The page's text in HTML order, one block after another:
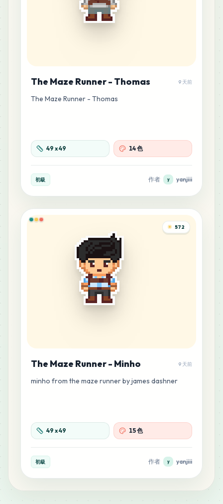
The Maze Runner - Thomas 9 天前
The Maze Runner - Thomas
49 x49 14 色
初級 作者 y yanjiii
572
The Maze Runner - Minho 9 天前
minho from the maze runner by james dashner
49 x49 15 色
初級 作者 y yanjiii